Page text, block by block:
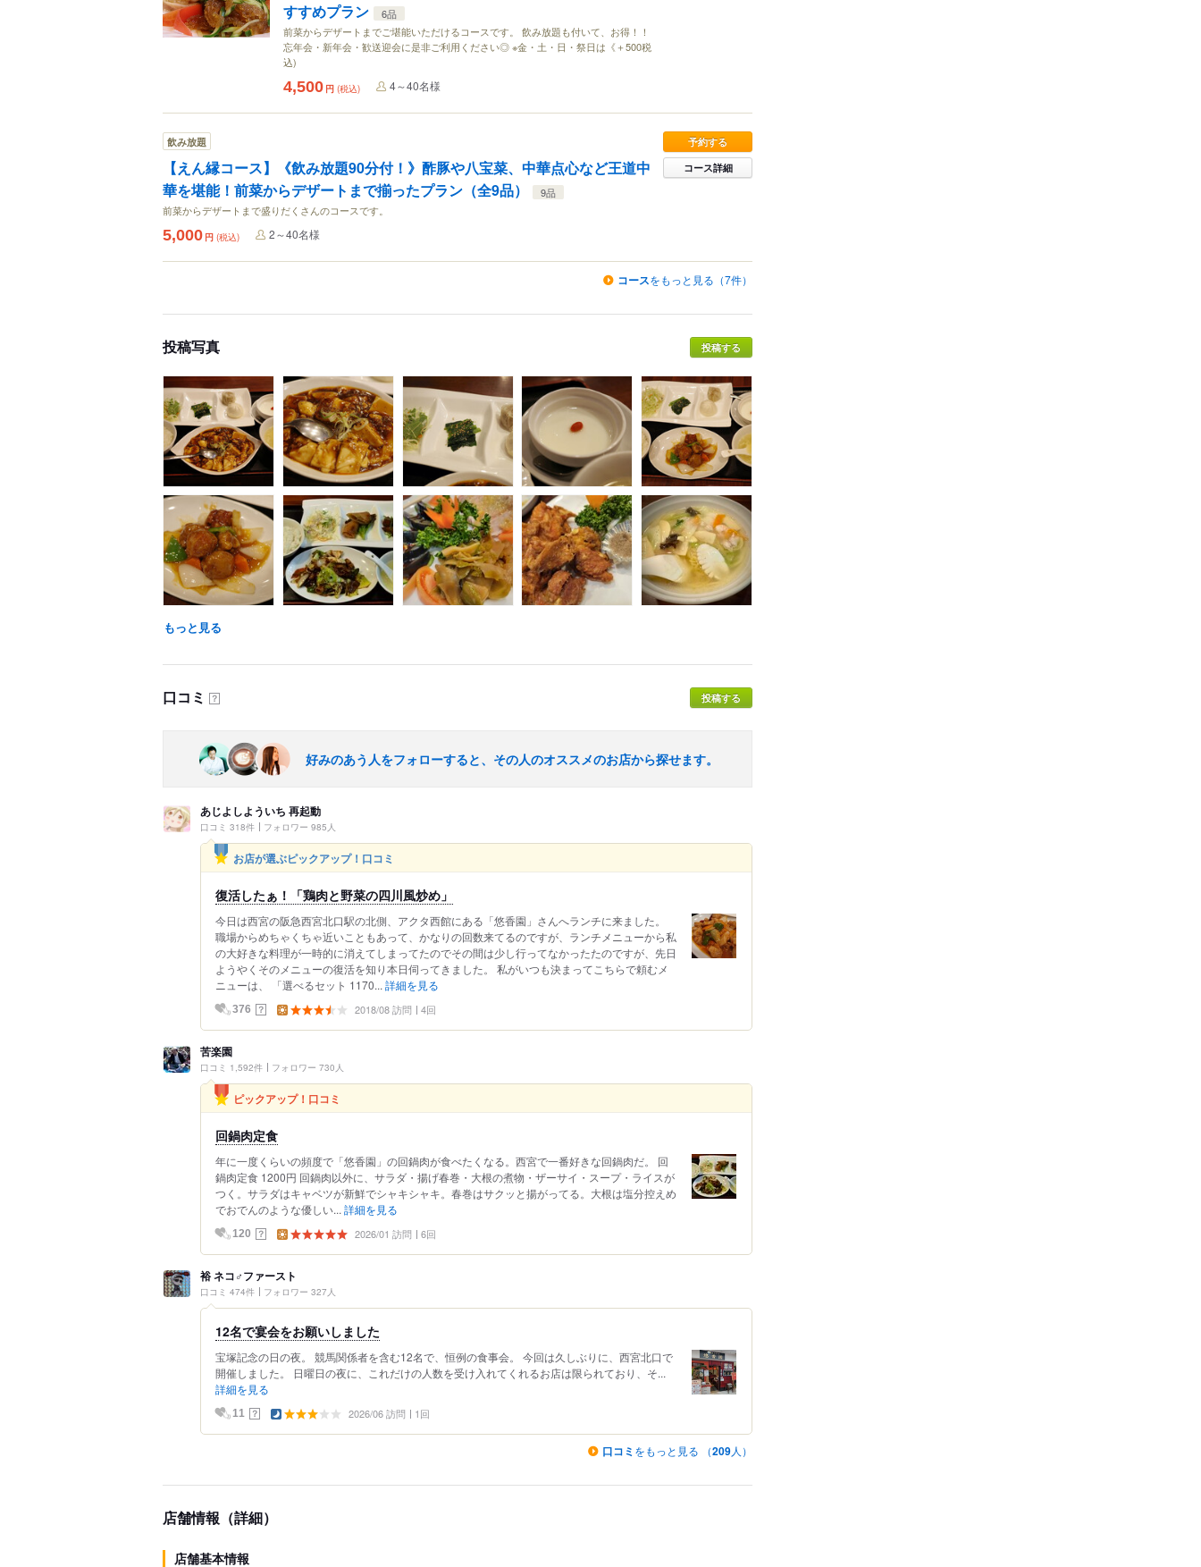
すすめプラン
6品
前菜からデザートまでご堪能いただけるコースです。 飲み放題も付いて、お得！！
忘年会・新年会・歓送迎会に是非ご利用ください◎ ※金・土・日・祭日は《＋500税
込)
4,500 円 (税込) 4～40名様
飲み放題
【えん縁コース】《飲み放題90分付！》酢豚や八宝菜、中華点心など王道中
華を堪能！前菜からデザートまで揃ったプラン（全9品）
9品
前菜からデザートまで盛りだくさんのコースです。
予約する
コース詳細
5,000 円 (税込) 2～40名様
コースをもっと見る（7件）
投稿写真 投稿する
もっと見る
口コミ ？ 投稿する
好みのあう人をフォローすると、その人のオススメのお店から探せます。
あじよしよういち 再起動
口コミ 318件 フォロワー 985人
お店が選ぶピックアップ！口コミ
復活したぁ！「鶏肉と野菜の四川風炒め」
今日は西宮の阪急西宮北口駅の北側、アクタ西館にある「悠香園」さんへランチに来ました。
職場からめちゃくちゃ近いこともあって、かなりの回数来てるのですが、ランチメニューから私
の大好きな料理が一時的に消えてしまってたのでその間は少し行ってなかったたのですが、先日
ようやくそのメニューの復活を知り本日伺ってきました。 私がいつも決まってこちらで頼むメ
ニューは、 「選べるセット 1170... 詳細を見る
376 ？ 2018/08 訪問 4回
苦楽園
口コミ 1,592件 フォロワー 730人
ピックアップ！口コミ
回鍋肉定食
年に一度くらいの頻度で「悠香園」の回鍋肉が食べたくなる。西宮で一番好きな回鍋肉だ。 回
鍋肉定食 1200円 回鍋肉以外に、サラダ・揚げ春巻・大根の煮物・ザーサイ・スープ・ライスが
つく。サラダはキャベツが新鮮でシャキシャキ。春巻はサクッと揚がってる。大根は塩分控えめ
でおでんのような優しい... 詳細を見る
120 ？ 2026/01 訪問 6回
裕 ネコ♂ファースト
口コミ 474件 フォロワー 327人
12名で宴会をお願いしました
宝塚記念の日の夜。 競馬関係者を含む12名で、恒例の食事会。 今回は久しぶりに、西宮北口で
開催しました。 日曜日の夜に、これだけの人数を受け入れてくれるお店は限られており、そ...
詳細を見る
11 ？ 2026/06 訪問 1回
口コミ をもっと見る （209人）
店舗情報（詳細）
店舗基本情報